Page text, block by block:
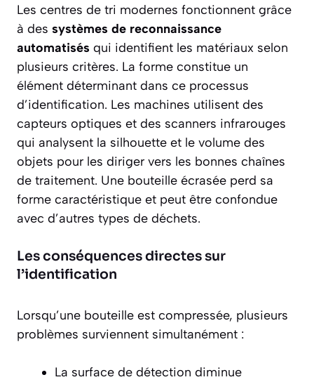
Les centres de tri modernes fonctionnent grâce
à des systèmes de reconnaissance
automatisés qui identifient les matériaux selon
plusieurs critères. La forme constitue un
élément déterminant dans ce processus
d’identification. Les machines utilisent des
capteurs optiques et des scanners infrarouges
qui analysent la silhouette et le volume des
objets pour les diriger vers les bonnes chaînes
de traitement. Une bouteille écrasée perd sa
forme caractéristique et peut être confondue
avec d’autres types de déchets.
Les conséquences directes sur
l’identification
Lorsqu’une bouteille est compressée, plusieurs
problèmes surviennent simultanément :
La surface de détection diminue